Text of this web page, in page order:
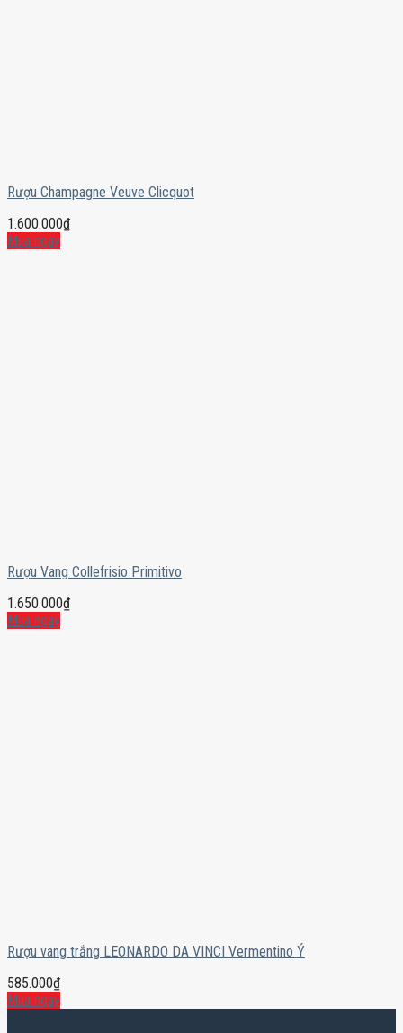
Rượu Champagne Veuve Clicquot
1.600.000₫
Mua ngay
Rượu Vang Collefrisio Primitivo
1.650.000₫
Mua ngay
Rượu vang trắng LEONARDO DA VINCI Vermentino Ý
585.000₫
Mua ngay